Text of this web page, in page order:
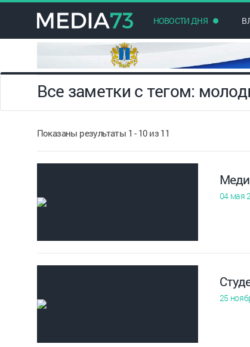
НОВОСТИ ДНЯ
Все заметки с тегом:
Показаны результаты 1 - 10 из 11
04 мая
25